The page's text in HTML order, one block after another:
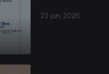
23 jun. 2026